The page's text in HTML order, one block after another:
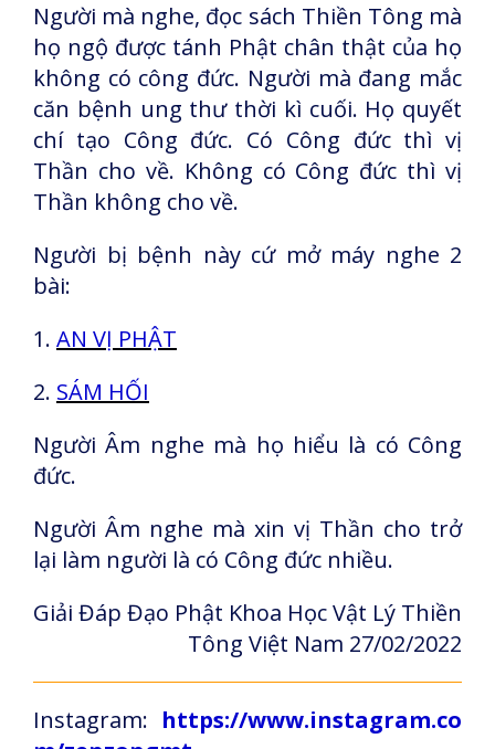
Người mà nghe, đọc sách Thiền Tông mà
họ ngộ được tánh Phật chân thật của họ
không có công đức. Người mà đang mắc
căn bệnh ung thư thời kì cuối. Họ quyết
chí tạo Công đức. Có Công đức thì vị
Thần cho về. Không có Công đức thì vị
Thần không cho về.
Người bị bệnh này cứ mở máy nghe 2
bài:
1. AN VỊ PHẬT
2. SÁM HỐI
Người Âm nghe mà họ hiểu là có Công
đức.
Người Âm nghe mà xin vị Thần cho trở
lại làm người là có Công đức nhiều.
Giải Đáp Đạo Phật Khoa Học Vật Lý Thiền
Tông Việt Nam 27/02/2022
Instagram: https://www.instagram.co